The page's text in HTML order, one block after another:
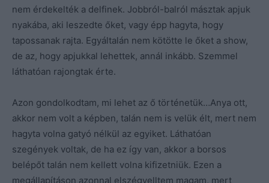
nem érdekelték a delfinek. Jobbról-balról másztak apjuk
nyakába, aki leszedte őket, vagy épp hagyta, hogy
tapossanak rajta. Egyáltalán nem kötötte le őket a show,
de az, hogy apjukkal lehettek, annál inkább. Szemmel
láthatóan rajongtak érte.
Azon gondolkodtam, mi lehet az ő történetük…Anya ott,
akkor nem volt a képben, talán nem is velük élt, mert nem
hagyta volna gatyó nélkül az egyiket. Láthatóan
szegények voltak, de ha ez így van, akkor a borsos
belépőt talán nem kellett volna kifizetniük. Ezen a
megállapításon azonnal elszégyelltem magam, mert